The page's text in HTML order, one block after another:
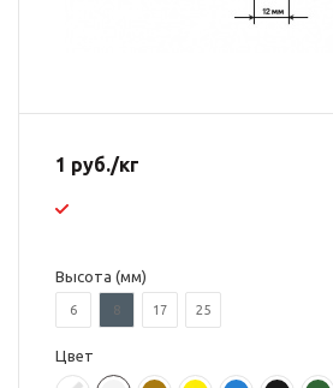
1 руб./кг
Высота (мм)
6 8 17 25
Цвет